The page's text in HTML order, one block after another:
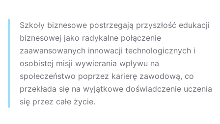
Szkoły biznesowe postrzegają przyszłość edukacji
biznesowej jako radykalne połączenie
zaawansowanych innowacji technologicznych i
osobistej misji wywierania wpływu na
społeczeństwo poprzez karierę zawodową, co
przekłada się na wyjątkowe doświadczenie uczenia
się przez całe życie.